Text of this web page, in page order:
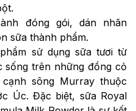
đóng gói, dán nhãn
sữa thành phẩm.
sử dụng sữa tươi từ
sống trên những đồng cỏ
sông Murray thuộc
Úc. Đặc biệt, sữa Royal